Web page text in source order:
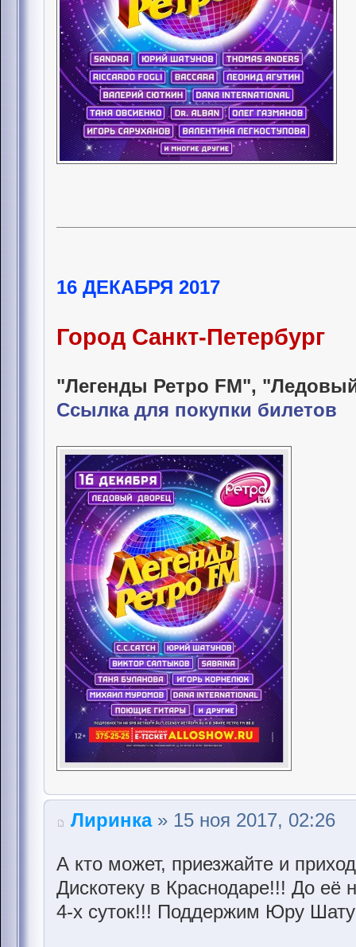
16 ДЕКАБРЯ 2017
Город Санкт-Петербург
"Легенды Ретро FM",
Ссылка для покупки билетов
Лиринка» 15 ноя 2017, 02:26
А кто может, приезжайте и
Дискотеку в Краснодаре!!! До её
4-х суток!!! Поддержим Юру